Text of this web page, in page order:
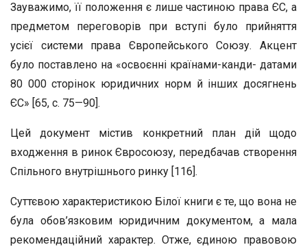
Зауважимо, її положення є лише частиною права ЄС, а
предметом переговорів при вступі було прийняття
усієї системи права Європейського Союзу. Акцент
було поставлено на «освоєнні країнами-канди- датами
80 000 сторінок юридичних норм й інших досягнень
ЄС» [65, с. 75—90].
Цей документ містив конкретний план дій щодо
входження в ринок Євросоюзу, передбачав створення
Спільного внутрішнього ринку [116].
Суттєвою характеристикою Білої книги є те, що вона не
була обов’язковим юридичним документом, а мала
рекомендаційний характер. Отже, єдиною правовою